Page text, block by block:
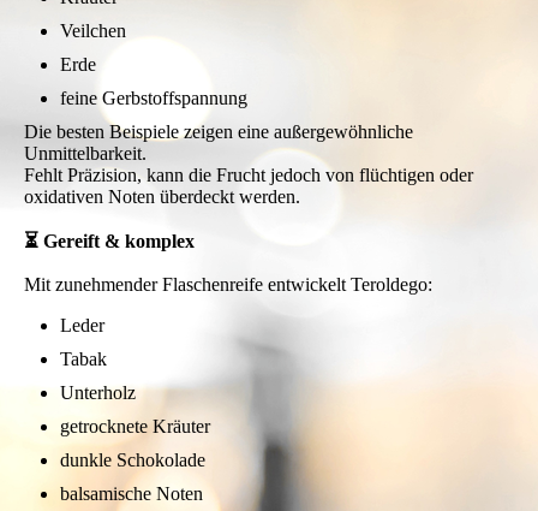
Veilchen
Erde
feine Gerbstoffspannung
Die besten Beispiele zeigen eine außergewöhnliche
Unmittelbarkeit.
Fehlt Präzision, kann die Frucht jedoch von flüchtigen oder
oxidativen Noten überdeckt werden.
⏳ Gereift & komplex
Mit zunehmender Flaschenreife entwickelt Teroldego:
Leder
Tabak
Unterholz
getrocknete Kräuter
dunkle Schokolade
balsamische Noten